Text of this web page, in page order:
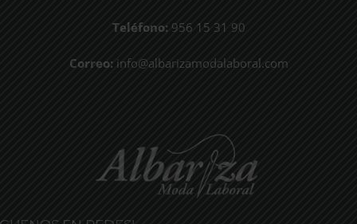
Teléfono: 956 15 31 90
Correo:info@albarizamodalaboral.com